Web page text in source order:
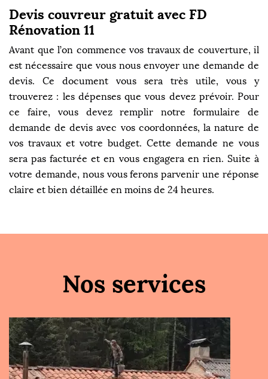
Devis couvreur gratuit avec FD
Rénovation 11
Avant que l’on commence vos travaux de couverture, il
est nécessaire que vous nous envoyer une demande de
devis. Ce document vous sera très utile, vous y
trouverez : les dépenses que vous devez prévoir. Pour
ce faire, vous devez remplir notre formulaire de
demande de devis avec vos coordonnées, la nature de
vos travaux et votre budget. Cette demande ne vous
sera pas facturée et en vous engagera en rien. Suite à
votre demande, nous vous ferons parvenir une réponse
claire et bien détaillée en moins de 24 heures.
Nos services